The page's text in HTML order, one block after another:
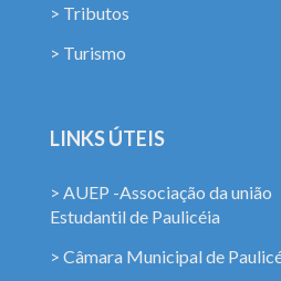
> Tributos
> Turismo
LINKS ÚTEIS
> AUEP -Associação da união
Estudantil de Paulicéia
> Câmara Municipal de